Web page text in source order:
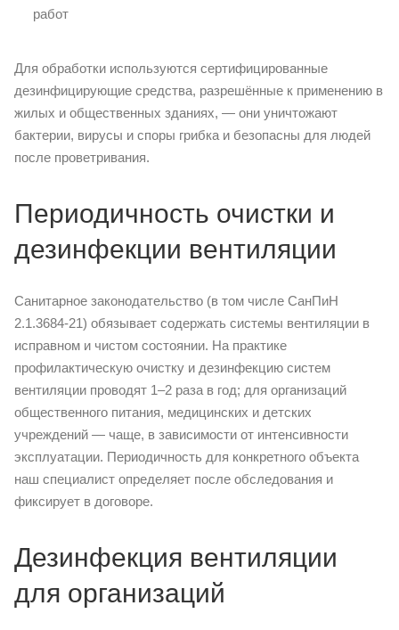
работ
Для обработки используются сертифицированные
дезинфицирующие средства, разрешённые к применению в
жилых и общественных зданиях, — они уничтожают
бактерии, вирусы и споры грибка и безопасны для людей
после проветривания.
Периодичность очистки и
дезинфекции вентиляции
Санитарное законодательство (в том числе СанПиН
2.1.3684-21) обязывает содержать системы вентиляции в
исправном и чистом состоянии. На практике
профилактическую очистку и дезинфекцию систем
вентиляции проводят 1–2 раза в год; для организаций
общественного питания, медицинских и детских
учреждений — чаще, в зависимости от интенсивности
эксплуатации. Периодичность для конкретного объекта
наш специалист определяет после обследования и
фиксирует в договоре.
Дезинфекция вентиляции
для организаций